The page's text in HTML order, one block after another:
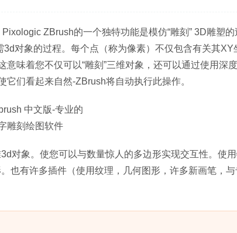
Pixologic ZBrush的一个独特功能是模仿“雕刻” 3D雕塑
对象的过程。每个点（称为像素）不仅包含有关其XY
味着您不仅可以“雕刻”三维对象，还可以通过使用深
它们看起来自然-ZBrush将自动执行此操作。
对象。使您可以与数量惊人的多边形实现交互性。使
也有许多插件（使用纹理，几何图形，许多新画笔，